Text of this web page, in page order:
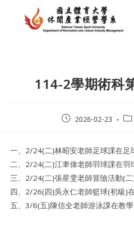
114-2學期術科
Post2026-02-23
一、2/24(二)林昭安老師足球課在足
二、2/24(二)江聿偉老師羽球課在羽
三、2/24(二)張星雯老師冒險活動(二
四、2/26(四)吳永仁老師籃球(初級)
五、3/6(五)陳信全老師游泳課在教學